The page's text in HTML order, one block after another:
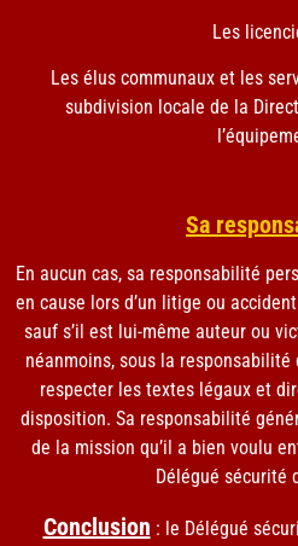
Les
Les élus communaux et les
subdivision locale de la
Sa
En aucun cas, sa responsabilité
en cause lors d’un litige ou
sauf s’il est lui-même auteur ou
néanmoins, sous la
respecter les textes légaux et
disposition. Sa responsabilité
de la mission qu’il a bien voulu
Délégué sécurité
Conclusion : le Délégué